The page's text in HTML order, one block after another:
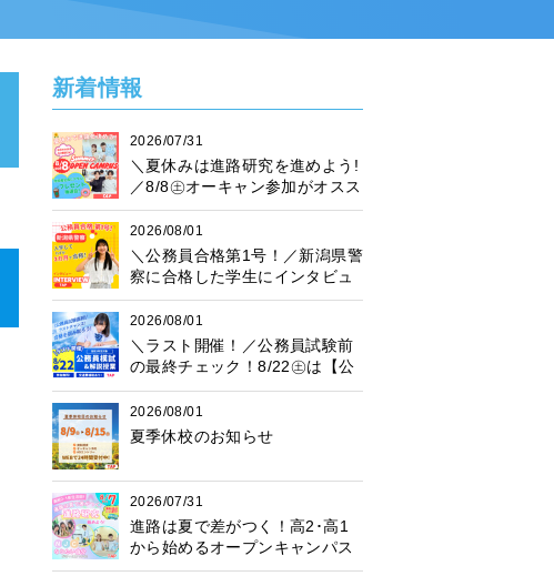
新着情報
2026/07/31
＼夏休みは進路研究を進めよう!
／8/8㊏オーキャン参加がオスス
メ♪プレゼント抽選会も開催中！
2026/08/01
＼公務員合格第1号！／新潟県警
察に合格した学生にインタビュ
ー！
2026/08/01
＼ラスト開催！／公務員試験前
の最終チェック！8/22㊏は【公
務員模試】に参加しよう♪
2026/08/01
夏季休校のお知らせ
2026/07/31
進路は夏で差がつく！高2･高1
から始めるオープンキャンパス